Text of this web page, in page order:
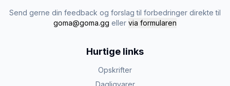
Send gerne din feedback og forslag til forbedringer direkte til
goma@goma.gg eller via formularen
Hurtige links
Opskrifter
Dagligvarer